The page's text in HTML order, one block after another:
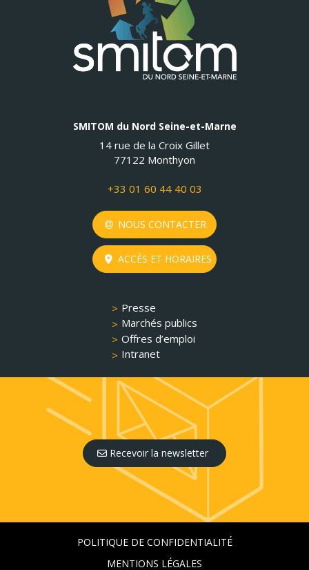
SMITOM du Nord Seine-et-Marne
14 rue de la Croix Gillet
77122 Monthyon
+33 01 60 44 40 03
NOUS CONTACTER
ACCÈS ET HORAIRES
Presse
Marchés publics
Offres d’emploi
Intranet
Recevoir la newsletter
POLITIQUE DE CONFIDENTIALITÉ
MENTIONS LÉGALES